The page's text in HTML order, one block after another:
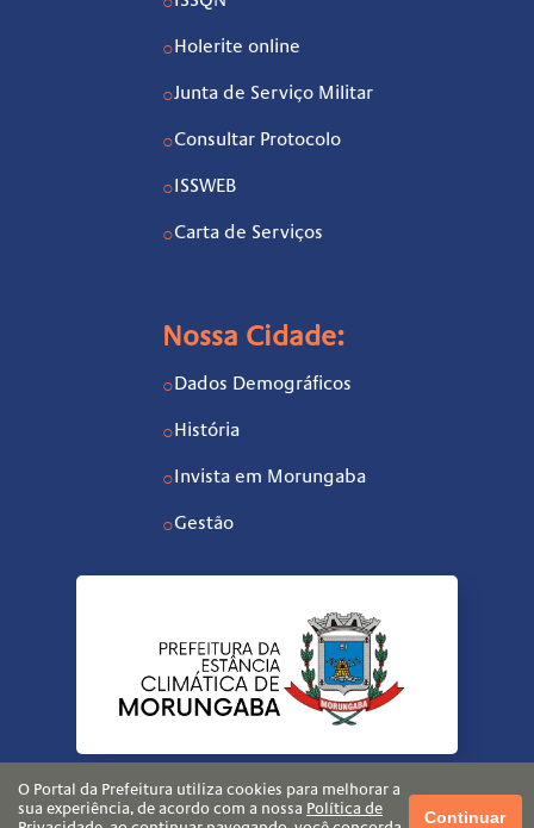
○ Holerite online
○Junta de Serviço Militar
○Consultar Protocolo
○ ISSWEB
○Carta de Serviços
Nossa Cidade:
○ Dados Demográficos
○ História
○ Invista em Morungaba
○Gestão
O Portal da Prefeitura utiliza cookies para melhorar a
sua experiência, de acordo com a nossa Política de
Continuar